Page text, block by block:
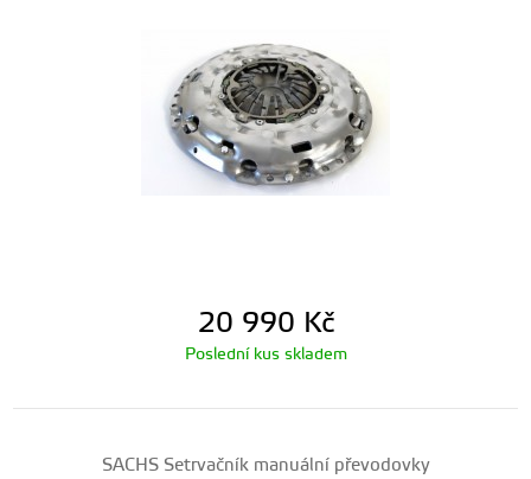
20 990 Kč
Poslední kus skladem
SACHS Setrvačník manuální převodovky